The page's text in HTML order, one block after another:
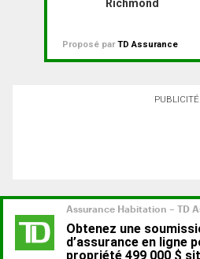
Richmond
Proposé parTD Assurance
PUBLICITÉ